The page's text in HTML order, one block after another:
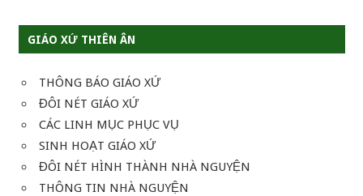
GIÁO XỨ THIÊN ÂN
THÔNG BÁO GIÁO XỨ
ĐÔI NÉT GIÁO XỨ
CÁC LINH MỤC PHỤC VỤ
SINH HOẠT GIÁO XỨ
ĐÔI NÉT HÌNH THÀNH NHÀ NGUYỆN
THÔNG TIN NHÀ NGUYỆN
viết